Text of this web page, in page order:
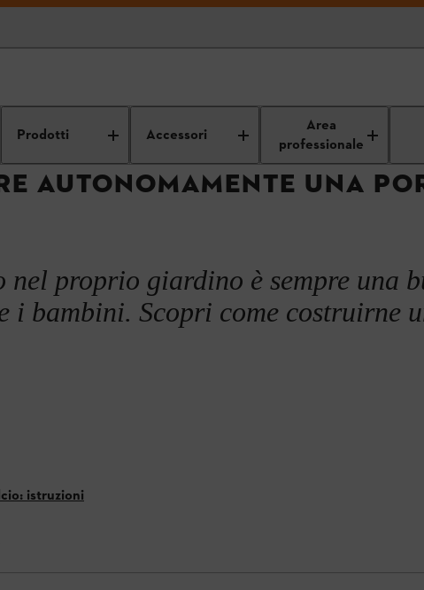
Prodotti Accessori
Area
professionale
in legno fai da te Costruire una porta
AUTONOMAMENTE UNA
proprio giardino è sempre una
i bambini. Scopri come costruirne
istruzioni